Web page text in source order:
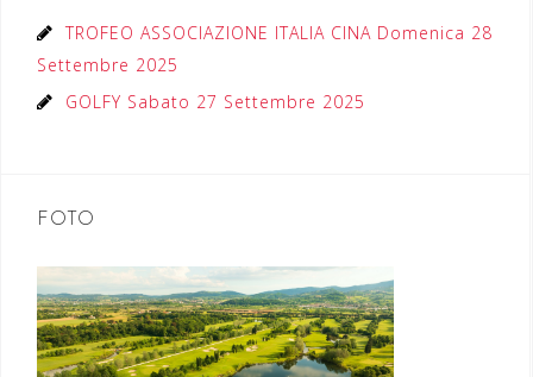
TROFEO ASSOCIAZIONE ITALIA CINA Domenica 28
Settembre 2025
GOLFY Sabato 27 Settembre 2025
FOTO